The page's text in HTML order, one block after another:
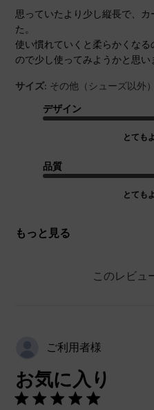
思っていたより少し縦長で、
た。
使い慣れていくと柔らかくな
ので少し使ってみようかと思い
サイズ: その他（シューズ以外）
デザイン
とても
品質
とても
もっと見る
このレビュ
ご利用者様
お気に入り